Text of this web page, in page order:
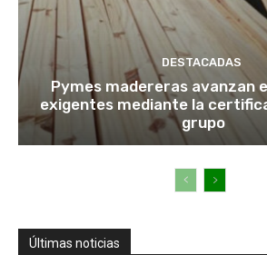
DESTACADAS
Pymes madereras avanzan
exigentes mediante la
grupo
Últimas noticias